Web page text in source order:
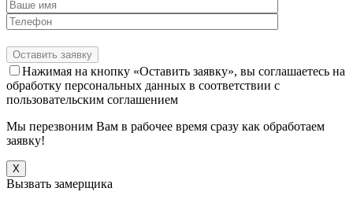
Нажимая на кнопку «Оставить заявку», вы соглашаетесь на
обработку персональных данных в соответствии с
пользовательским соглашением
Мы перезвоним Вам в рабочее время сразу как обработаем
заявку!
X
Вызвать замерщика